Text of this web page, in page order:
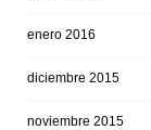
enero 2016
diciembre 2015
noviembre 2015